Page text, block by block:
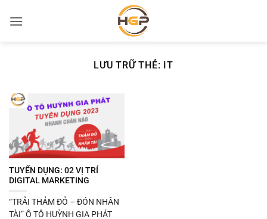
qua
LƯU TRỮ THẺ: IT
TUYỂN DỤNG: 02 VỊ TRÍ
DIGITAL MARKETING
“TRẢI THẢM ĐỎ – ĐÓN NHÂN
TÀI” Ô TÔ HUỲNH GIA PHÁT